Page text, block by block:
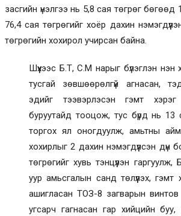
засгийн үнэлгээ нь 5,8 сая төгрөг бөгөөд
76,4 сая төгрөгийг хоёр дахин
төгрөгийн хохирол учирсан байна.
Шүүхээс Б.Т, С.М нарыг бүлэглэн
тусгай зөвшөөрөлгүй агнасан,
эдийг тээвэрлэсэн гэмт
буруутайд тооцож, тус бүрд нь 13
торгох ял оногдуулж, амьтны
хохирлыг 2 дахин нэмэгдүүлсэн дүн
төгрөгийг хувь тэнцүүлэн гаргуулж,
уур амьсгалын санд төлүүлэх, гэмт
ашигласан ТОЗ-8 загварын
угсарч гагнасан гар хийцийн буу,